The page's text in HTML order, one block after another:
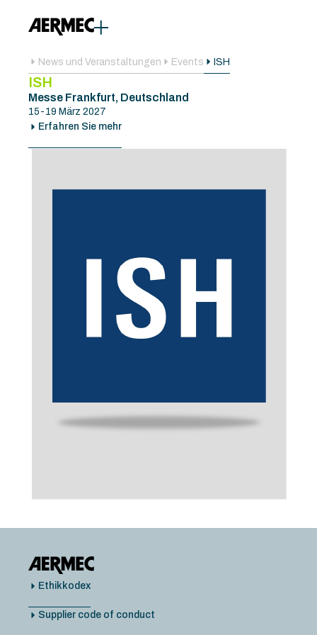
News und Veranstaltungen Events ISH
ISH
Messe Frankfurt, Deutschland
15-19 März 2027
Erfahren Sie mehr
Ethikkodex
Supplier code of conduct